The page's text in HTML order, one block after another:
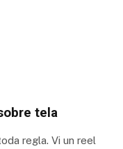
tela
regla. Vi un reel